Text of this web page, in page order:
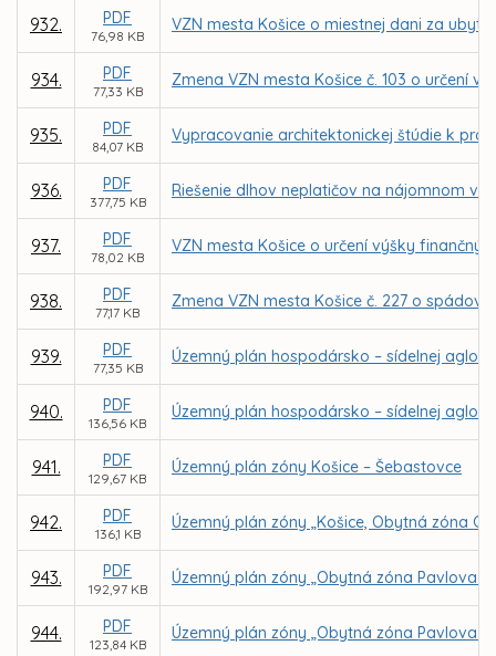
932. PDF
76,98 KB
VZN mesta Košice o miestnej dani za
934. PDF
77,33 KB
Zmena VZN mesta Košice č. 103 o určení
935. PDF
84,07 KB
Vypracovanie architektonickej štúdie k
936. PDF
377,75 KB
Riešenie dlhov neplatičov na nájomnom v
937. PDF
78,02 KB
VZN mesta Košice o určení výšky
938. PDF
77,17 KB
Zmena VZN mesta Košice č. 227 o
939. PDF
77,35 KB
Územný plán hospodársko – sídelnej
940. PDF
136,56 KB
Územný plán hospodársko – sídelnej
941. PDF
129,67 KB
Územný plán zóny Košice – Šebastovce
942. PDF
136,1 KB
Územný plán zóny „Košice, Obytná zóna
943. PDF
192,97 KB
Územný plán zóny „Obytná zóna Pavlova
944. PDF
123,84 KB
Územný plán zóny „Obytná zóna Pavlova